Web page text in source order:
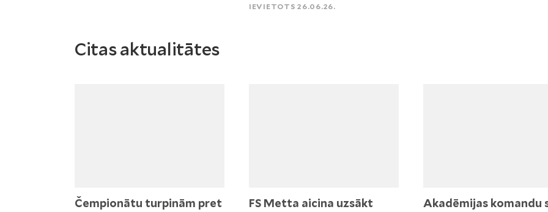
IEVIETOTS 26.06.26.
Citas aktualitātes
Čempionātu turpinām pret
FS Metta aicina uzsākt
Akadēmijas komandu